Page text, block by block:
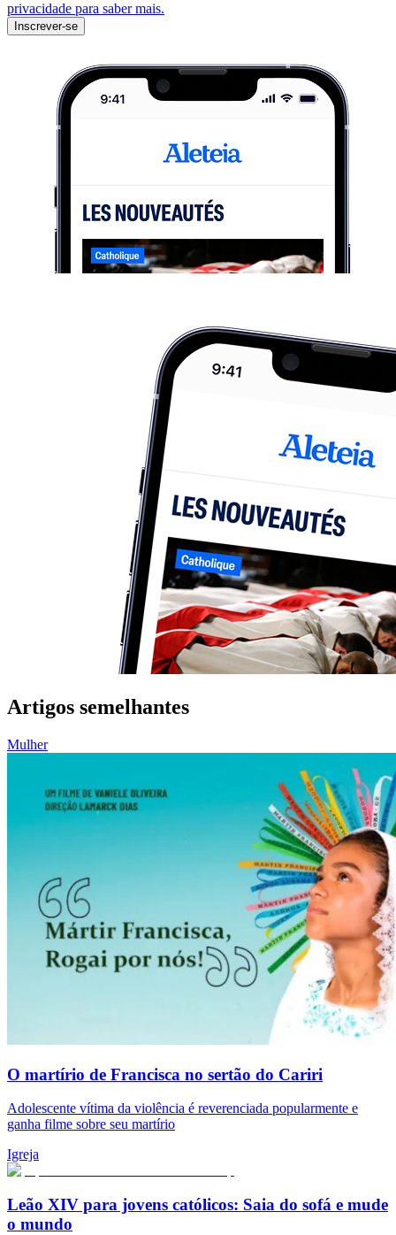
privacidade para saber mais.
Inscrever-se
Artigos semelhantes
Mulher
O martírio de Francisca no sertão do Cariri
Adolescente vítima da violência é reverenciada popularmente e
ganha filme sobre seu martírio
Igreja
Leão XIV para jovens católicos: Saia do sofá e mude
o mundo